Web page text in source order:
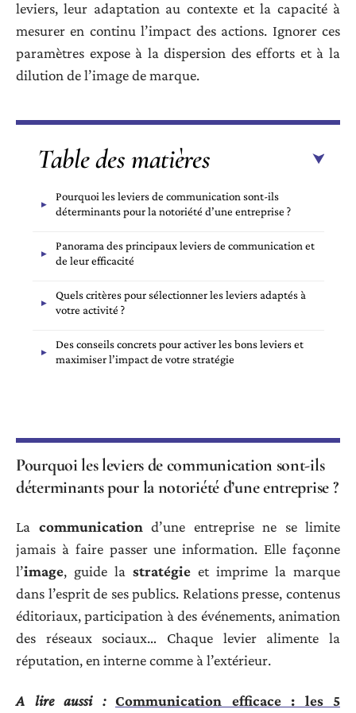
leviers, leur adaptation au contexte et la capacité à
mesurer en continu l’impact des actions. Ignorer ces
paramètres expose à la dispersion des efforts et à la
dilution de l’image de marque.
Table des matières
Pourquoi les leviers de communication sont-ils
déterminants pour la notoriété d’une entreprise ?
Panorama des principaux leviers de communication et
de leur efficacité
Quels critères pour sélectionner les leviers adaptés à
votre activité ?
Des conseils concrets pour activer les bons leviers et
maximiser l’impact de votre stratégie
Pourquoi les leviers de communication sont-ils
déterminants pour la notoriété d’une entreprise ?
La communicationd’une entreprise ne se limite
jamais à faire passer une information. Elle façonne
l’image, guide la stratégie et imprime la marque
dans l’esprit de ses publics. Relations presse, contenus
éditoriaux, participation à des événements, animation
des réseaux sociaux… Chaque levier alimente la
réputation, en interne comme à l’extérieur.
A lire aussi : Communication efficace : les 5